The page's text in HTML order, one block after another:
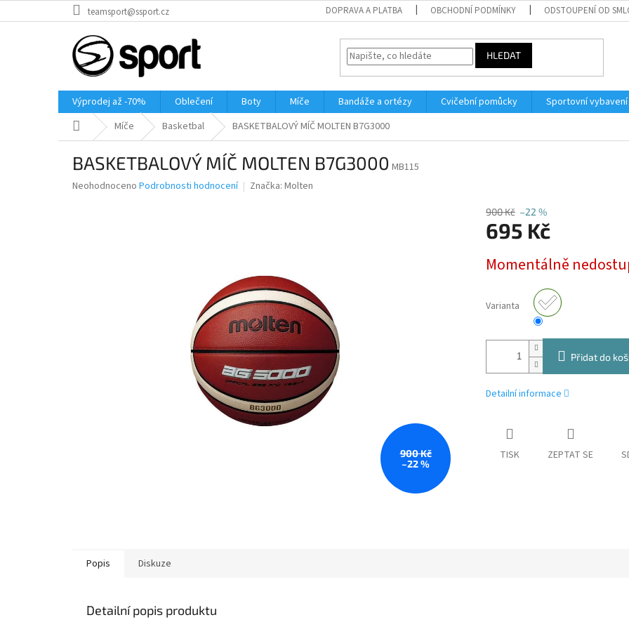
na
teamsport@ssport.cz DOPRAVA A PLATBA OBCHODNÍ PODMÍNKY ODSTOUPENÍ OD
HLEDAT
Výprodej až -70% Oblečení Boty Míče Bandáže a ortézy Cvičební pomůcky Sportovní vybavení
Domů Míče Basketbal BASKETBALOVÝ MÍČ MOLTEN B7G3000
BASKETBALOVÝ MÍČ MOLTEN B7G3000 MB115
Průměrné
Neohodnoceno Podrobnosti hodnocení Značka: Molten
900 Kč
–22 %
900 Kč –22 %
695 Kč
cena:
Momentálně
Varianta
Přidat do
Detailní informace
TISK ZEPTAT SE
Popis Diskuze
Detailní popis produktu